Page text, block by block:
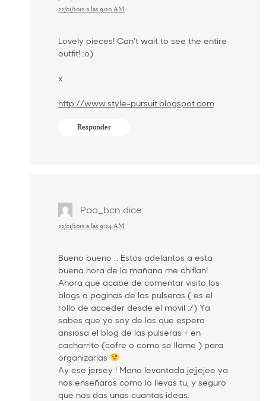
22/01/2012 a las 9:20 AM
Lovely pieces! Can’t wait to see the entire
outfit! :o)
x
http://www.style-pursuit.blogspot.com
Responder
Pao_bcn dice:
22/01/2012 a las 9:24 AM
Bueno bueno … Estos adelantos a esta
buena hora de la mañana me chiflan!
Ahora que acabe de comentar visito los
blogs o paginas de las pulseras ( es el
rollo de acceder desde el movil :/) Ya
sabes que yo soy de las que espera
ansiosa el blog de las pulseras + en
cacharrito (cofre o como se llame ) para
organizarlas
Ay ese jersey ! Mano levantada jejjejee ya
nos enseñaras como lo llevas tu, y seguro
que nos das unas cuantas ideas.